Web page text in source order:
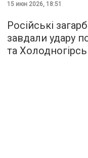
15 июн 2026, 18:51
Російські
завдали удару
та